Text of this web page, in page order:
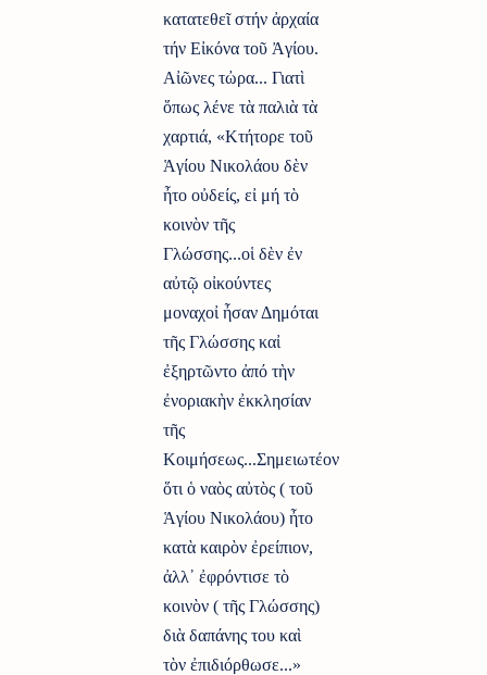
κατατεθεῖ στήν ἀρχαία
τήν Εἰκόνα τοῦ Ἀγίου.
Αἰῶνες τὠρα... Γιατὶ
ὅπως λένε τὰ παλιὰ τὰ
χαρτιά, «Κτήτορε τοῦ
Ἁγίου Νικολάου δὲν
ἦτο οὐδείς, εἰ μή τὸ
κοινὸν τῆς
Γλώσσης...οἱ δὲν ἐν
αὐτῷ οἰκούντες
μοναχοἰ ἦσαν Δημόται
τῆς Γλώσσης καἰ
ἐξηρτῶντο ἀπό τὴν
ἐνοριακὴν ἐκκλησίαν
τῆς
Κοιμήσεως...Σημειωτέον
ὅτι ὁ ναὸς αὐτὸς ( τοῦ
Ἁγίου Νικολάου) ἦτο
κατὰ καιρὸν ἐρείπιον,
ἀλλ᾿ ἐφρόντισε τὸ
κοινὸν ( τῆς Γλώσσης)
διὰ δαπάνης του καὶ
τὸν ἐπιδιόρθωσε...»